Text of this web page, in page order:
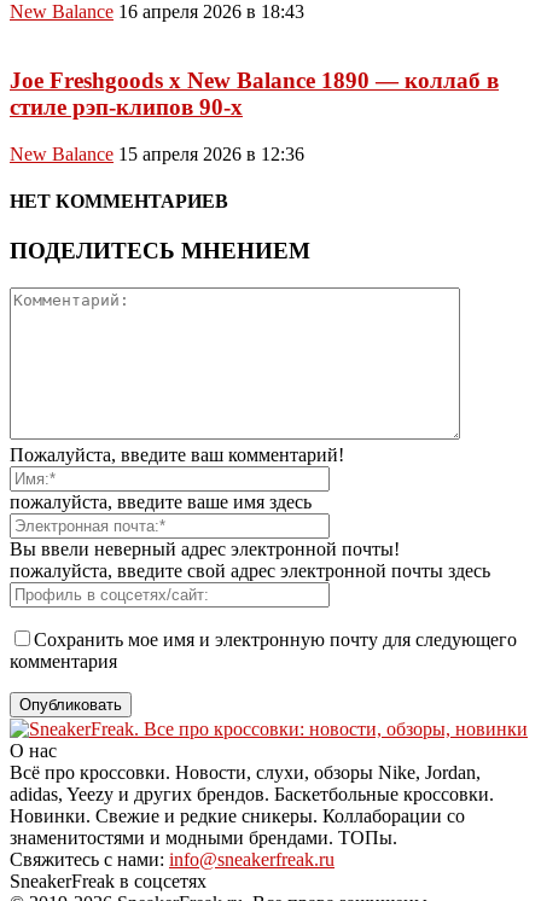
New Balance 16 апреля 2026 в 18:43
Joe Freshgoods x New Balance 1890 — коллаб в
стиле рэп-клипов 90-х
New Balance 15 апреля 2026 в 12:36
НЕТ КОММЕНТАРИЕВ
ПОДЕЛИТЕСЬ МНЕНИЕМ
Пожалуйста, введите ваш комментарий!
пожалуйста, введите ваше имя здесь
Вы ввели неверный адрес электронной почты!
пожалуйста, введите свой адрес электронной почты здесь
Сохранить мое имя и электронную почту для следующего
комментария
О нас
Всё про кроссовки. Новости, слухи, обзоры Nike, Jordan,
adidas, Yeezy и других брендов. Баскетбольные кроссовки.
Новинки. Свежие и редкие сникеры. Коллаборации со
знаменитостями и модными брендами. ТОПы.
Свяжитесь с нами: info@sneakerfreak.ru
SneakerFreak в соцсетях